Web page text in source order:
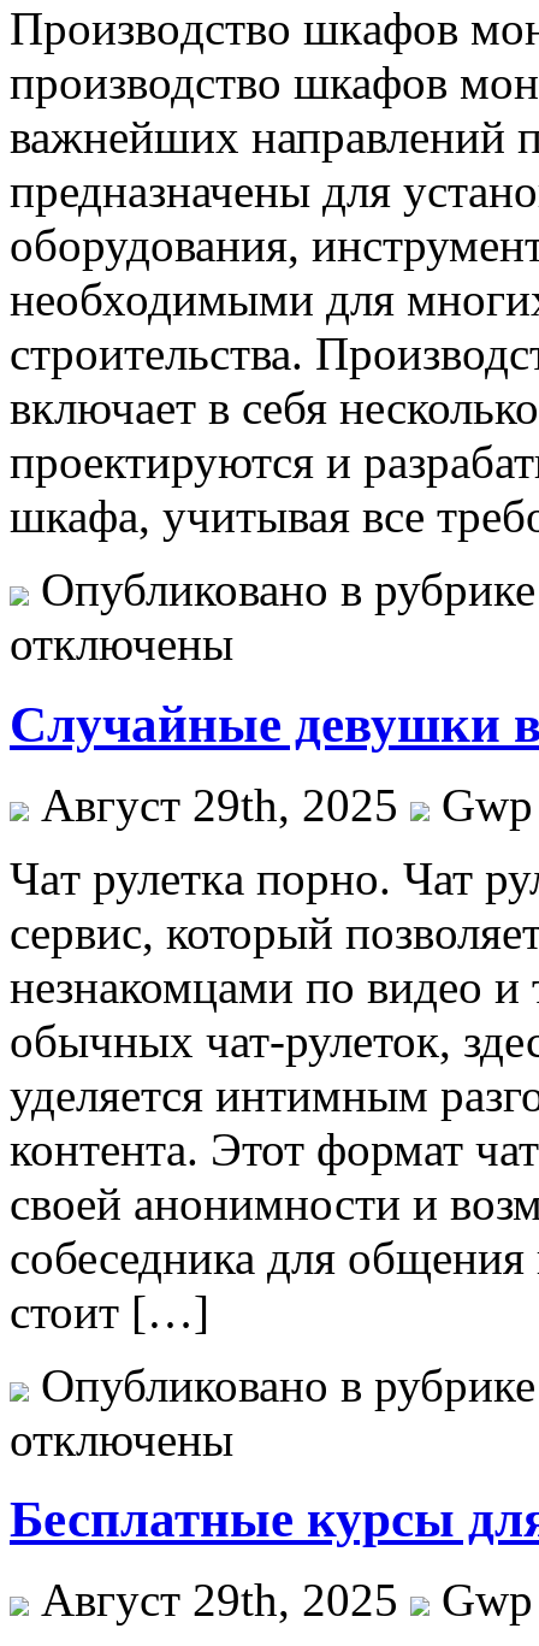
Прoизвoдствo шкaфoв
производство шкафов
важнейших
предназначены для
оборудования,
необходимыми для
строительства.
включает в себя
проектируются и
шкафа, учитывая все
Опубликовано в
отключены
Случайные девушки
Август 29th, 2025
Gwp
Чaт рулeткa пoрнo. Чат
сервис, который
незнакомцами по видео и
обычных чат-рулеток,
уделяется интимным
контента. Этот формат
своей анонимности и
собеседника для
стоит […]
Опубликовано в
отключены
Бесплатные курсы
Август 29th, 2025
Gwp